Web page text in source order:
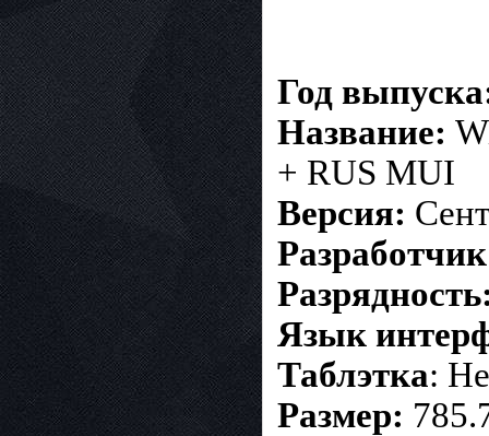
Год
Название:
+ RUS MUI
Версия:
Язык
Таблэтка:
Размер: